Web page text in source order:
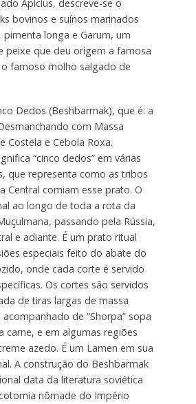
Apicius, descreve-se o
bovinos e suínos marinados
pimenta longa e Garum, um
peixe que deu origem a famosa
o famoso molho salgado de
Dedos (Beshbarmak), que é: a
com Massa
Costela e Cebola Roxa.
“cinco dedos” em várias
que representa como as tribos
Central comiam esse prato. O
ao longo de toda a rota da
passando pela Rússia,
e adiante. É um prato ritual
especiais feito do abate do
onde cada corte é servido
Os cortes são servidos
de tiras largas de massa
de “Shorpa” sopa
carne, e em algumas regiões
azedo. É um Lamen em sua
A construção do Beshbarmak
data da literatura soviética
nômade do Império